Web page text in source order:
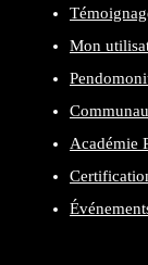
Mon
Académie